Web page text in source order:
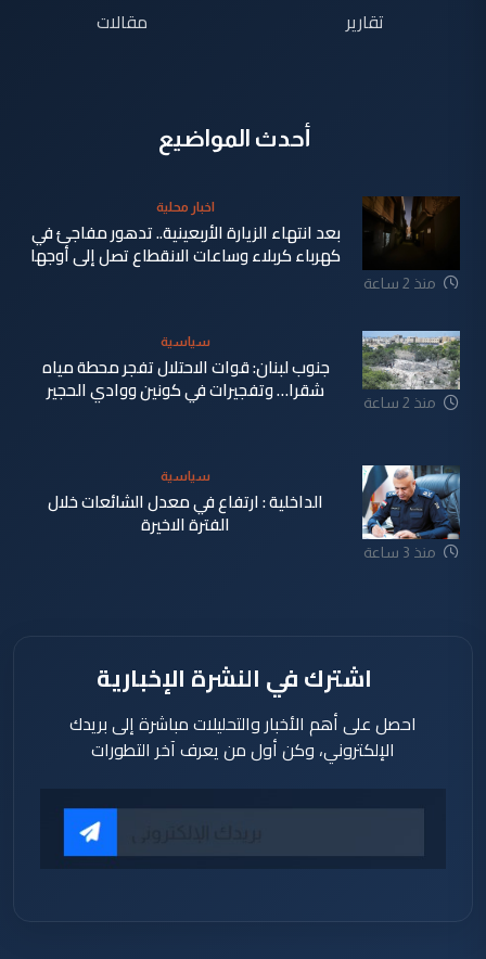
تقارير
مقالات
أحدث المواضيع
منذ 2 ساعة
اخبار محلية
بعد انتهاء الزيارة الأربعينية.. تدهور مفاجئ في
كهرباء كربلاء وساعات الانقطاع تصل إلى أوجها
منذ 2 ساعة
سياسية
جنوب لبنان: قوات الاحتلال تفجر محطة مياه
شقرا… وتفجيرات في كونين ووادي الحجير
منذ 3 ساعة
سياسية
الداخلية : ارتفاع في معدل الشائعات خلال
الفترة الاخيرة
اشترك في النشرة الإخبارية
احصل على أهم الأخبار والتحليلات مباشرة إلى بريدك
الإلكتروني، وكن أول من يعرف آخر التطورات